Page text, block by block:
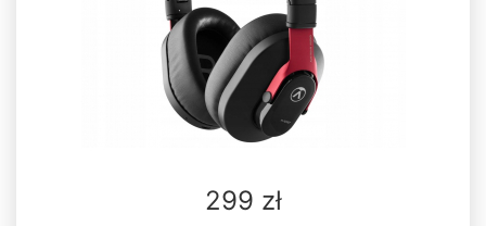
299 zł